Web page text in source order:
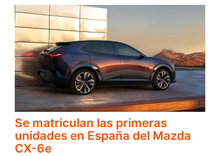
Se matriculan las primeras
unidades en España del Mazda
CX-6e